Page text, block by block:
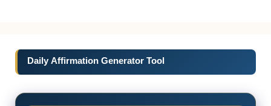
Daily Affirmation Generator Tool